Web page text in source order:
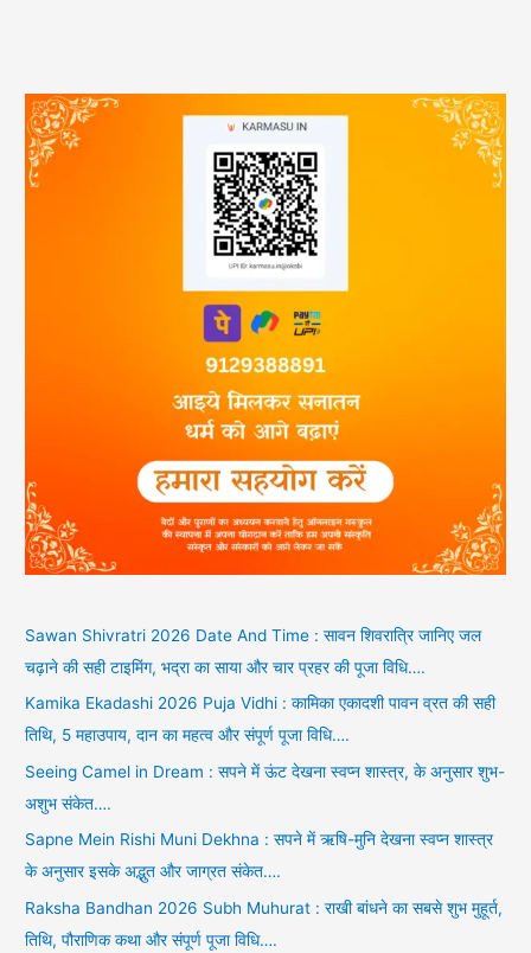
Sawan Shivratri 2026 Date And Time : सावन शिवरात्रि जानिए जल
चढ़ाने की सही टाइमिंग, भद्रा का साया और चार प्रहर की पूजा विधि….
Kamika Ekadashi 2026 Puja Vidhi : कामिका एकादशी पावन व्रत की सही
तिथि, 5 महाउपाय, दान का महत्व और संपूर्ण पूजा विधि….
Seeing Camel in Dream : सपने में ऊंट देखना स्वप्न शास्त्र, के अनुसार शुभ-
अशुभ संकेत….
Sapne Mein Rishi Muni Dekhna : सपने में ऋषि-मुनि देखना स्वप्न शास्त्र
के अनुसार इसके अद्भुत और जाग्रत संकेत….
Raksha Bandhan 2026 Subh Muhurat : राखी बांधने का सबसे शुभ मुहूर्त,
तिथि, पौराणिक कथा और संपूर्ण पूजा विधि….